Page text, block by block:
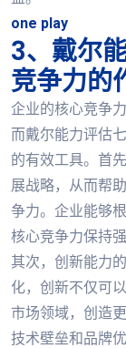
one play
3、戴尔
竞争力的
企业的核心竞争
而戴尔能力评估
的有效工具。首
展战略，从而帮
争力。企业能够
核心竞争力保持强
其次，创新能力
化，创新不仅可
市场领域，创造
技术壁垒和品牌